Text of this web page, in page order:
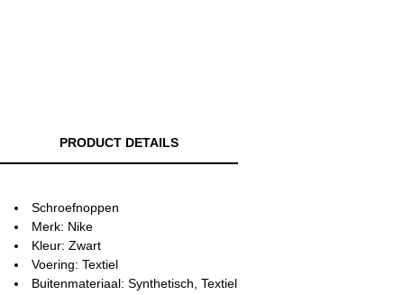
PRODUCT DETAILS
Schroefnoppen
Merk: Nike
Kleur: Zwart
Voering: Textiel
Buitenmateriaal: Synthetisch, Textiel